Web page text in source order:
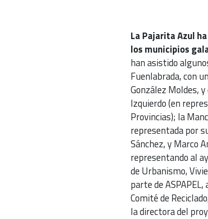
La Pajarita Azul
los municipios
han asistido
Fuenlabrada, con
González Moldes,
Izquierdo (en
Provincias); la
representada por
Sánchez, y Marco
representando al
de Urbanismo,
parte de
Comité de
la directora del